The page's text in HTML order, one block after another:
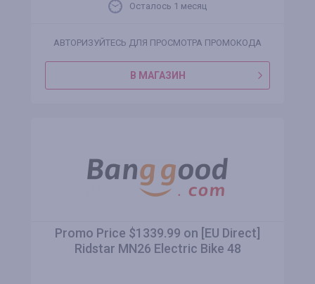
Осталось 1 месяц
АВТОРИЗУЙТЕСЬ ДЛЯ ПРОСМОТРА ПРОМОКОДА
В МАГАЗИН
Promo Price $1339.99 on [EU Direct]
Ridstar MN26 Electric Bike 48